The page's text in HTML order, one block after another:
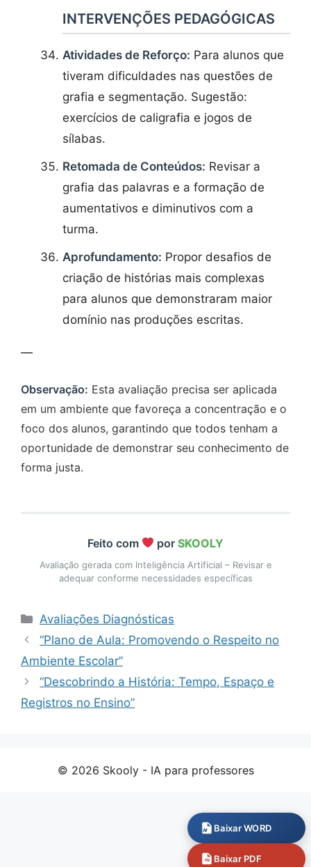
INTERVENÇÕES PEDAGÓGICAS
Atividades de Reforço: Para alunos que
tiveram dificuldades nas questões de
grafia e segmentação. Sugestão:
exercícios de caligrafia e jogos de
sílabas.
Retomada de Conteúdos: Revisar a
grafia das palavras e a formação de
aumentativos e diminutivos com a
turma.
Aprofundamento: Propor desafios de
criação de histórias mais complexas
para alunos que demonstraram maior
domínio nas produções escritas.
—
Observação: Esta avaliação precisa ser aplicada
em um ambiente que favoreça a concentração e o
foco dos alunos, garantindo que todos tenham a
oportunidade de demonstrar seu conhecimento de
forma justa.
Feito com porSKOOLY
Avaliação gerada com Inteligência Artificial – Revisar e
adequar conforme necessidades específicas
Categorias
Avaliações Diagnósticas
“Plano de Aula: Promovendo o Respeito no
Ambiente Escolar”
“Descobrindo a História: Tempo, Espaço e
Registros no Ensino”
© 2026 Skooly - IA para professores
Baixar WORD
Baixar PDF